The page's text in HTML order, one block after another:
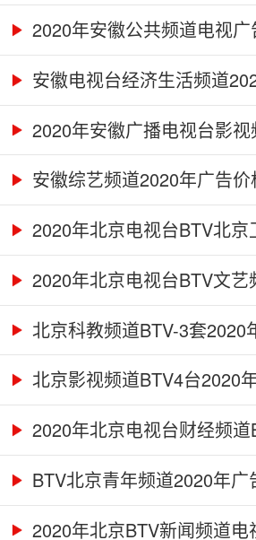
合...2020年安徽公共频道电视
安徽电视台经济生活频道
2020年安徽广播电视台影
安徽综艺频道2020年广告价
2020年北京电视台BTV北京
2020年北京电视台BTV文艺
北京科教频道BTV-3套2020
北京影视频道BTV4台2020
2020年北京电视台财经频道
BTV北京青年频道2020年广
2020年北京BTV新闻频道电